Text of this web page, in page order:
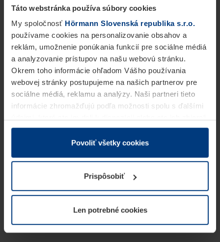
Táto webstránka používa súbory cookies
My spoločnosť Hörmann Slovenská republika s.r.o.
používame cookies na personalizovanie obsahov a
reklám, umožnenie ponúkania funkcií pre sociálne médiá
a analyzovanie prístupov na našu webovú stránku.
Okrem toho informácie ohľadom Vášho používania
webovej stránky postupujeme na našich partnerov pre
sociálne médiá, reklamu a analýzy. Naši partneri tieto
informácie zhromažďujú podľa možnosti spolu s ďalšími
v rámci Vášho využívania služieb.
Z právneho hľadiska môžeme cookies ukladať na Vašom
prevádzku tejto stránky. Pre všetky ostatné typy cookie
potrebujeme Vaše povolenie. Vaše povolenie môžete
kedykoľvek zmeniť alebo odvolať vo vysvetlení cookie
našej webovej stránky.
Povoliť všetky cookies
Prispôsobiť
Len potrebné cookies